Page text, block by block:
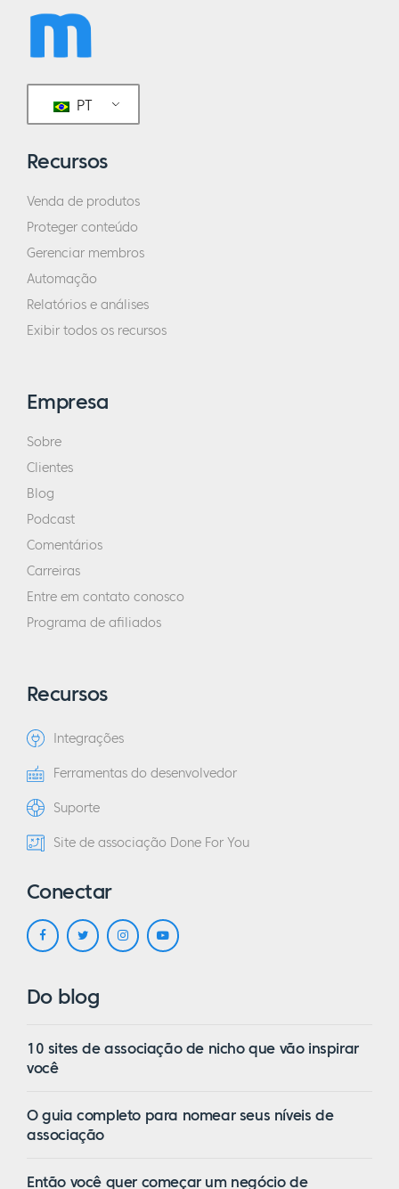
PT
Recursos
Venda de produtos
Proteger conteúdo
Gerenciar membros
Automação
Relatórios e análises
Exibir todos os recursos
Empresa
Sobre
Clientes
Blog
Podcast
Comentários
Carreiras
Entre em contato conosco
Programa de afiliados
Recursos
Integrações
Ferramentas do desenvolvedor
Suporte
Site de associação Done For You
Conectar
Do blog
10 sites de associação de nicho que vão inspirar
você
O guia completo para nomear seus níveis de
associação
Então você quer começar um negócio de